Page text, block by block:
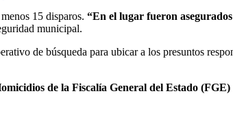
15 disparos. “En el lugar fueron
municipal.
de búsqueda para ubicar a los presuntos
de la Fiscalía General del Estado (FGE)